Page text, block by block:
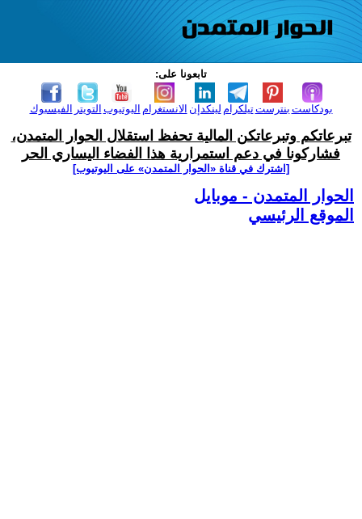
تابعونا على:
الفيسبوك التويتر اليوتيوب الانستغرام لينكدإن تيلكرامبنترست بودكاست
تبرعاتكم وتبرعاتكن المالية تحفظ استقلال الحوار المتمدن،
فشاركونا في دعم استمرارية هذا الفضاء اليساري الحر
[اشترك في قناة ‫«الحوار المتمدن» على اليوتيوب]
الحوار المتمدن - موبايل
الموقع الرئيسي